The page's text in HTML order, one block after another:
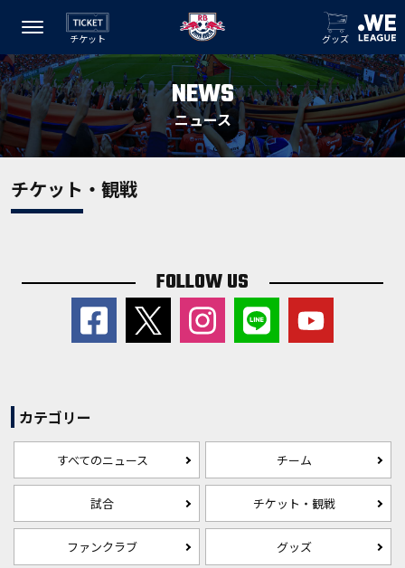
チケット グッズ
NEWS
ニュース
チケット・観戦
FOLLOW US
カテゴリー
すべてのニュース チーム
試合 チケット・観戦
ファンクラブ グッズ